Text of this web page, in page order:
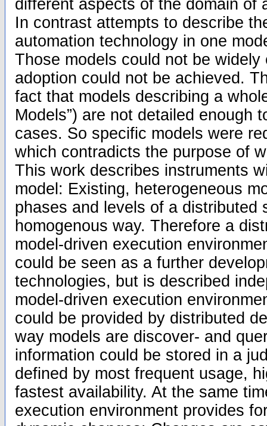
different aspects of the domain of
In contrast attempts to describe
automation technology in one
Those models could not be
adoption could not be achieved.
fact that models describing a
Models”) are not detailed enough
cases. So specific models were
which contradicts the purpose of
This work describes instruments
model: Existing, heterogeneous
phases and levels of a distributed
homogenous way. Therefore a
model-driven execution
could be seen as a further
technologies, but is described
model-driven execution
could be provided by distributed
way models are discover- and
information could be stored in a
defined by most frequent usage,
fastest availability. At the same
execution environment provides